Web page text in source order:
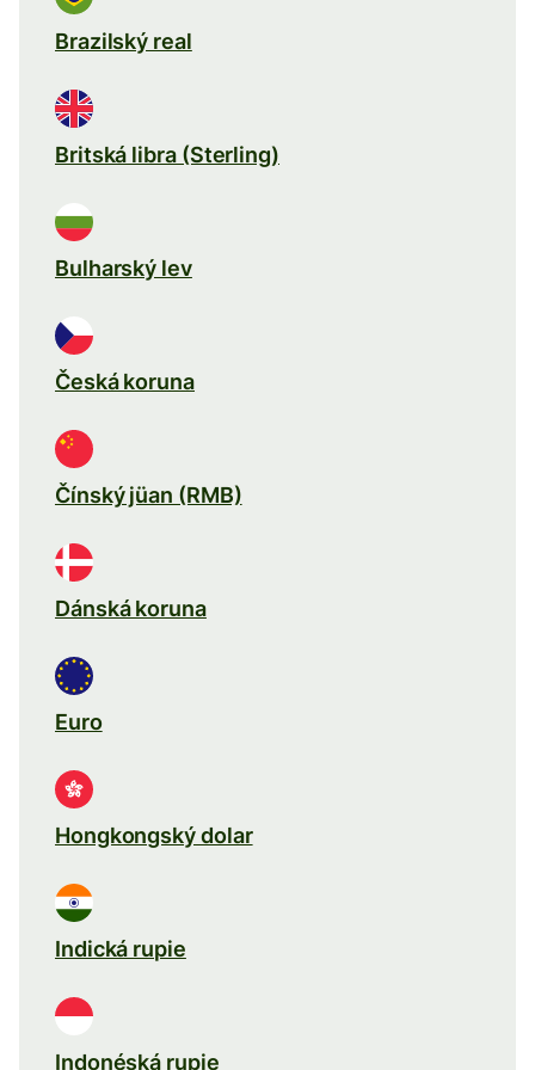
Brazilský real
Britská libra (Sterling)
Bulharský lev
Česká koruna
Čínský jüan (RMB)
Dánská koruna
Euro
Hongkongský dolar
Indická rupie
Indonéská rupie